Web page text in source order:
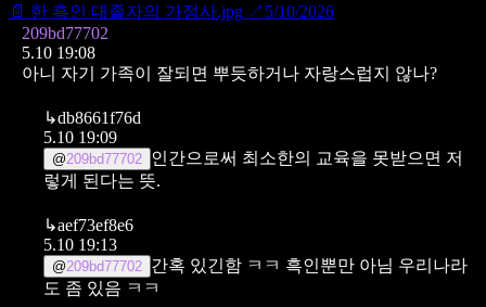
📄 한 흑인 대졸자의 가정사.jpg ↗ 5/10/2026
209bd77702
5.10 19:08
아니 자기 가족이 잘되면 뿌듯하거나 자랑스럽지 않나?
↳db8661f76d
5.10 19:09
@209bd77702 인간으로써 최소한의 교육을 못받으면 저
렇게 된다는 뜻.
↳aef73ef8e6
5.10 19:13
@209bd77702 간혹 있긴함 ㅋㅋ 흑인뿐만 아님 우리나라
도 좀 있음 ㅋㅋ